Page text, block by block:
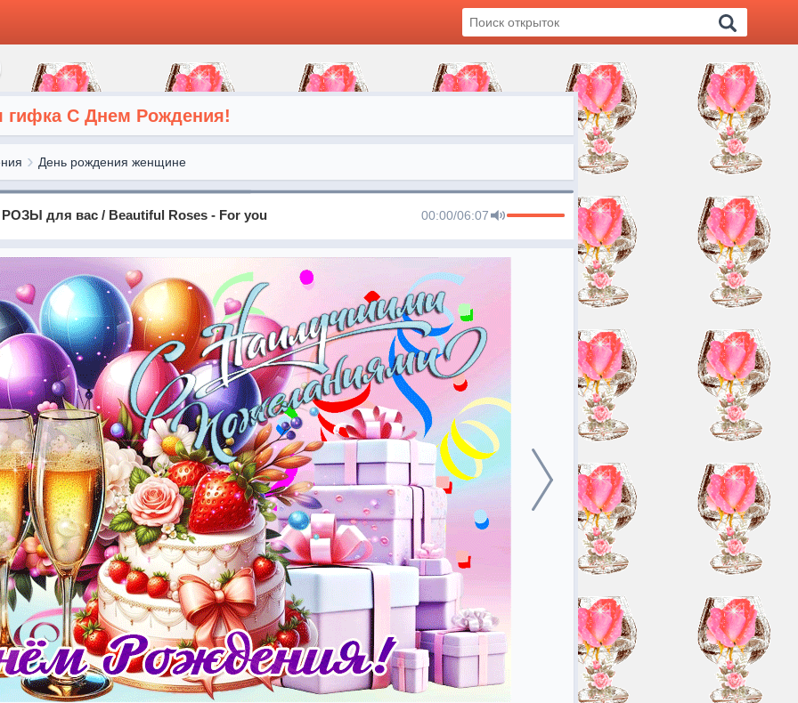
гифка С Днем Рождения!
День рождения женщине
для вас / Beautiful Roses - For you 00:00/06:07